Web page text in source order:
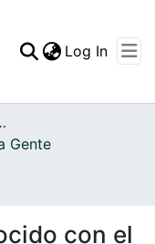
Statistics
Log In
Valle del Cauca
Gente
con el